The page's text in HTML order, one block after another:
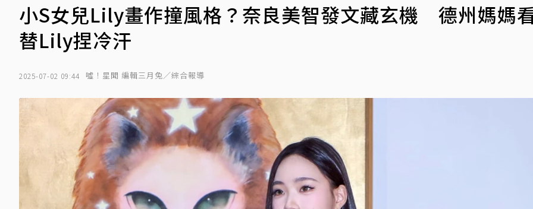
小S女兒Lily畫作撞風格？奈良美智發文藏玄機 德州媽媽
替Lily捏冷汗
2025-07-02 09:44 噓！星聞 編輯三月兔／綜合報導